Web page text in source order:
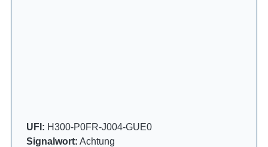
UFI: H300-P0FR-J004-GUE0
Signalwort: Achtung